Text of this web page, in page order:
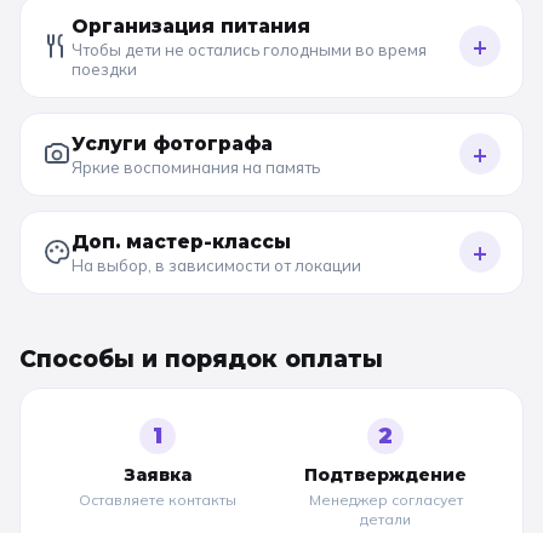
Организация питания
Чтобы дети не остались голодными во время
поездки
+
Услуги фотографа
Яркие воспоминания на память +
Доп. мастер-классы
На выбор, в зависимости от локации +
Способы и порядок оплаты
1
Заявка
Оставляете контакты
2
Подтверждение
Менеджер согласует
детали